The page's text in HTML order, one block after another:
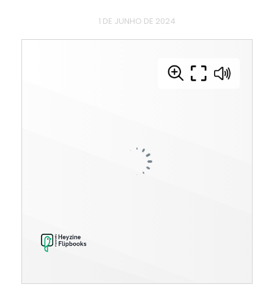
1 DE JUNHO DE 2024